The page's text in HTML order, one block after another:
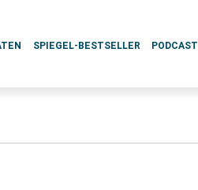
SPIEGEL-BESTSELLER PODCAST